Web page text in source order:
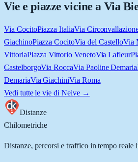
Vie e piazze vicine a Via
Via CocitoPiazza ItaliaVia
GiachinoPiazza CocitoVia del CastelloVia
VittoriaPiazza Vittorio VenetoVia Lafleur
CastelborgoVia RoccaVia Paoline Demaria
DemariaVia GiachiniVia Roma
Vedi tutte le vie di Neive→
Distanze
Chilometriche
Distanze, percorsi e traffico in tempo reale